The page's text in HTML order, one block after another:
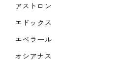
アストロン
エドックス
エベラール
オシアナス